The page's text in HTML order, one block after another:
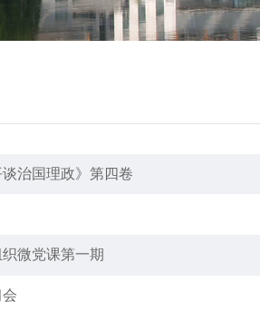
治国理政》第四卷
微党课第一期